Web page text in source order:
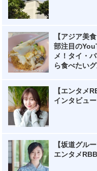
【アジア美
部注目の
メ！タイ・
ら食べたい
【エンタメ
インタビュー
【坂道グル
エンタメ